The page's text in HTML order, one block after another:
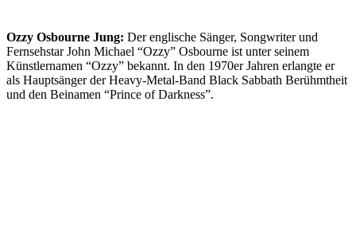
Ozzy Osbourne Jung: Der englische Sänger, Songwriter und
Fernsehstar John Michael “Ozzy” Osbourne ist unter seinem
Künstlernamen “Ozzy” bekannt. In den 1970er Jahren erlangte er
als Hauptsänger der Heavy-Metal-Band Black Sabbath Berühmtheit
und den Beinamen “Prince of Darkness”.